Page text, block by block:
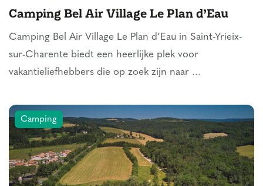
Camping Bel Air Village Le Plan d’Eau
Camping Bel Air Village Le Plan d’Eau in Saint-Yrieix-
sur-Charente biedt een heerlijke plek voor
vakantieliefhebbers die op zoek zijn naar ...
Camping